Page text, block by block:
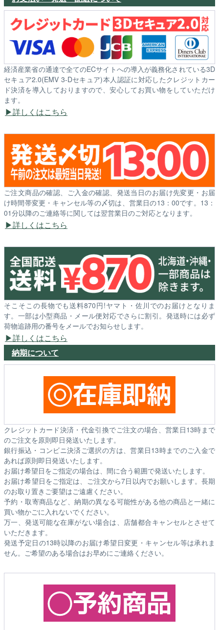
経済産業省の通達で全てのECサイトへの導入が義務化されている3D
セキュア2.0(EMV 3-Dセキュア)本人認証に対応したクレジットカー
ド決済を導入しておりますので、安心してお買い物をしていただけ
ます。
詳しくはこちら
ご注文商品の確認、ご入金の確認、発送当日のお届け先変更・お届
け時間帯変更・キャンセル等の〆切は、営業日の13：00です。13：
01分以降のご連絡等に関しては翌営業日のご対応となります。
詳しくはこちら
そこそこの長物でも送料870円!ヤマト・佐川でのお届けとなりま
す。一部は小型商品・メール便対応でさらに割引。発送時には必ず
荷物追跡用の番号をメールでお知らせします。
詳しくはこちら
納期について
クレジットカード決済・代金引換でご注文の場合、営業日13時まで
のご注文を原則即日発送いたします。
銀行振込・コンビニ決済ご選択の方は、営業日13時までのご入金で
あれば原則即日発送いたします。
お届け希望日をご指定の場合は、間に合う範囲で発送いたします。
お届け希望日をご指定は、ご注文から7日以内でお願いします。長期
のお取り置きご要望はご遠慮ください。
予約・取寄商品など、納期の異なる可能性がある他の商品と一緒に
買い物かごに入れないでください。
万一、発送可能な在庫がない場合は、店舗都合キャンセルとさせて
いただきます。
発送予定日の13時以降のお届け希望日変更・キャンセル等は承れま
せん。ご希望のある場合はお早めにご連絡ください。